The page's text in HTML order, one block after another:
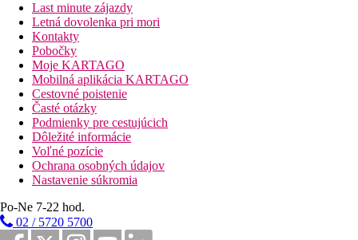
Last minute zájazdy
Letná dovolenka pri mori
Kontakty
Pobočky
Moje KARTAGO
Mobilná aplikácia KARTAGO
Cestovné poistenie
Časté otázky
Podmienky pre cestujúcich
Dôležité informácie
Voľné pozície
Ochrana osobných údajov
Nastavenie súkromia
Po-Ne 7-22 hod.
02 / 5720 5700